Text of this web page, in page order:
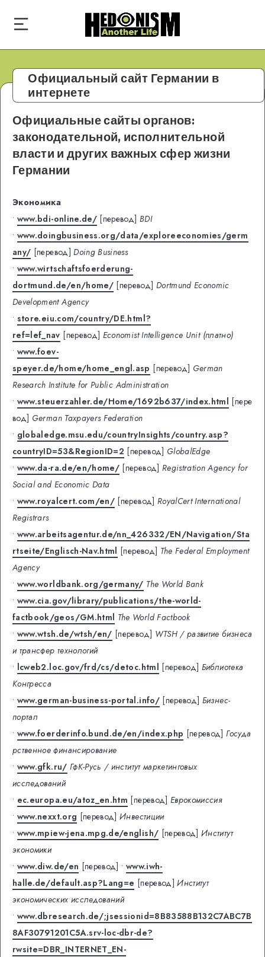
Официальный сайт Германии в
интернете
Официальные сайты органов:
законодательной, исполнительной
власти и других важных сфер жизни
Германии
Экономика
• www.bdi-online.de/ [перевод] BDI
• www.doingbusiness.org/data/exploreeconomies/germ
any/ [перевод] Doing Business
• www.wirtschaftsfoerderung-
dortmund.de/en/home/ [перевод] Dortmund Economic
Development Agency
• store.eiu.com/country/DE.html?
ref=lef_nav [перевод] Economist Intelligence Unit (платно)
• www.foev-
speyer.de/home/home_engl.asp [перевод] German
Research Institute for Public Administration
• www.steuerzahler.de/Home/1692b637/index.html [пере
вод] German Taxpayers Federation
• globaledge.msu.edu/countryInsights/country.asp?
countryID=53&RegionID=2 [перевод] GlobalEdge
• www.da-ra.de/en/home/ [перевод] Registration Agency for
Social and Economic Data
• www.royalcert.com/en/ [перевод] RoyalCert International
Registrars
• www.arbeitsagentur.de/nn_426332/EN/Navigation/Sta
rtseite/Englisch-Nav.html [перевод] The Federal Employment
Agency
• www.worldbank.org/germany/ The World Bank
• www.cia.gov/library/publications/the-world-
factbook/geos/GM.html The World Factbook
• www.wtsh.de/wtsh/en/ [перевод] WTSH / развитие бизнеса
и трансфер технологий
• lcweb2.loc.gov/frd/cs/detoc.html [перевод] Библиотека
Конгресса
• www.german-business-portal.info/ [перевод] Бизнес-
портал
• www.foerderinfo.bund.de/en/index.php [перевод] Госуда
рственное финансирование
• www.gfk.ru/ ГфК-Русь / институт маркетинговых
исследований
• ec.europa.eu/atoz_en.htm [перевод] Еврокомиссия
• www.nexxt.org [перевод] Инвестиции
• www.mpiew-jena.mpg.de/english/ [перевод] Институт
экономики
• www.diw.de/en [перевод] • www.iwh-
halle.de/default.asp?Lang=e [перевод] Институт
экономических исследований
• www.dbresearch.de/;jsessionid=8B83588B132C7ABC7B
8AF30791201C5A.srv-loc-dbr-de?
rwsite=DBR_INTERNET_EN-